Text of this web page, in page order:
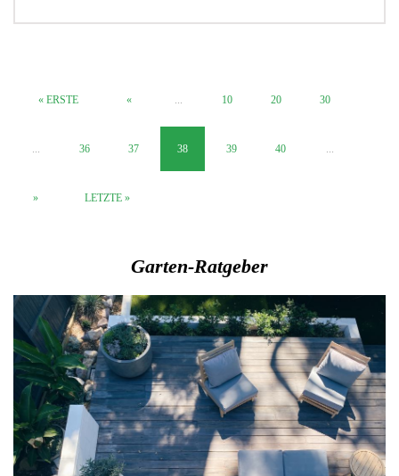
« ERSTE « ... 10 20 30
... 36 37 38 39 40 ...
» LETZTE »
Garten-Ratgeber